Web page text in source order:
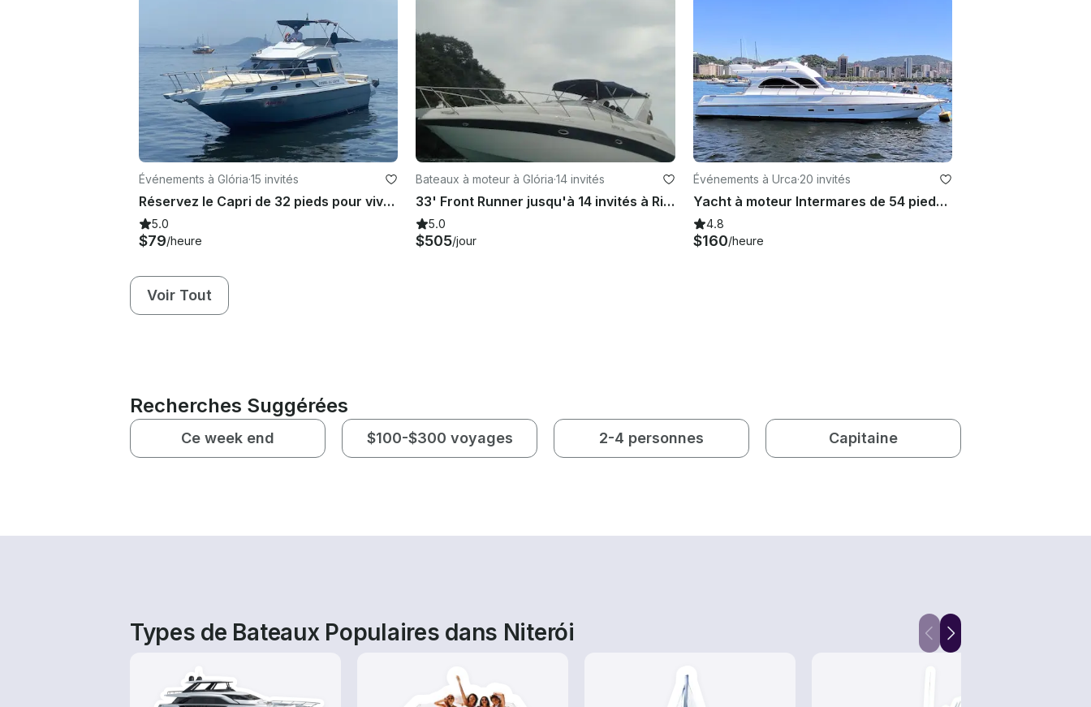
Événements à Glória·15 invités
Réservez le Capri de 32 pieds pour vivre une visite exclusive de la côte de Rio de Janeiro !
5.0
$79/heure
Bateaux à moteur à Glória·14 invités
33' Front Runner jusqu'à 14 invités à Rio de Janeiro
5.0
$505/jour
Événements à Urca·20 invités
Yacht à moteur Intermares de 54 pieds pouvant accueillir jusqu'à 21 personnes à Rio de Janeiro, au Brésil
4.8
$160/heure
Voir Tout
Recherches Suggérées
Ce week end $100-$300 voyages 2-4 personnes Capitaine
Types de Bateaux Populaires dans Niterói